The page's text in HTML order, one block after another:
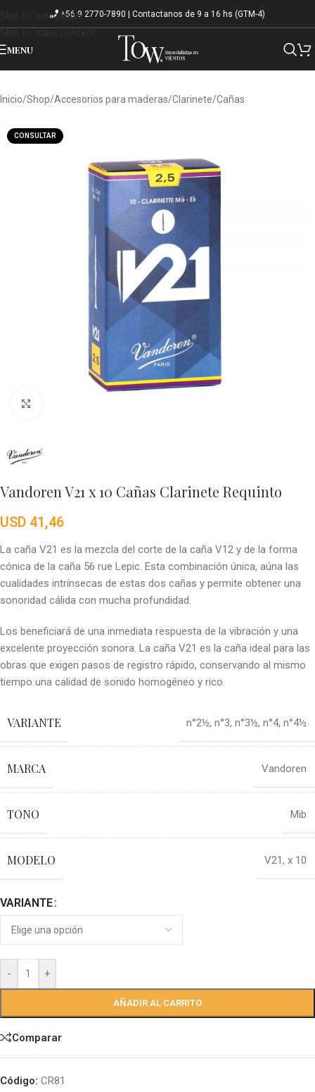
Skip to navigation
Skip to main content
+56 9 2770-7890 | Contactanos de 9 a 16 hs (GTM-4)
MENU
Inicio/Shop/Accesorios para maderas/Clarinete/Cañas
CONSULTAR
Vandoren V21 x 10 Cañas Clarinete Requinto
USD 41,46
La caña V21 es la mezcla del corte de la caña V12 y de la forma
cónica de la caña 56 rue Lepic. Esta combinación única, aúna las
cualidades intrínsecas de estas dos cañas y permite obtener una
sonoridad cálida con mucha profundidad.
Los beneficiará de una inmediata respuesta de la vibración y una
excelente proyección sonora. La caña V21 es la caña ideal para las
obras que exigen pasos de registro rápido, conservando al mismo
tiempo una calidad de sonido homogéneo y rico.
VARIANTE n°2½, n°3, n°3½, n°4, n°4½
MARCA Vandoren
TONO Mib
MODELO V21, x 10
VARIANTE
- +
AÑADIR AL CARRITO
Comparar
Código: CR81